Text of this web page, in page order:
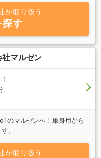
が取り扱う
探す
マルゼン
1
のマルゼンへ！単身用から
。
が取り扱う